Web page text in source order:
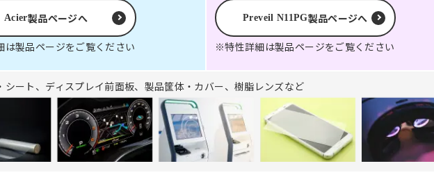
Acier製品ページへ
製品ページをご覧ください
Preveil N11PG製品ページへ
※特性詳細は製品ページをご覧ください
シート、ディスプレイ前面板、製品筐体・カバー、樹脂レンズなど